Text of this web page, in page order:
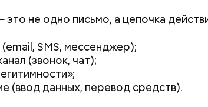
не одно письмо, а цепочка
SMS, мессенджер);
(звонок, чат);
(ввод данных, перевод средств).